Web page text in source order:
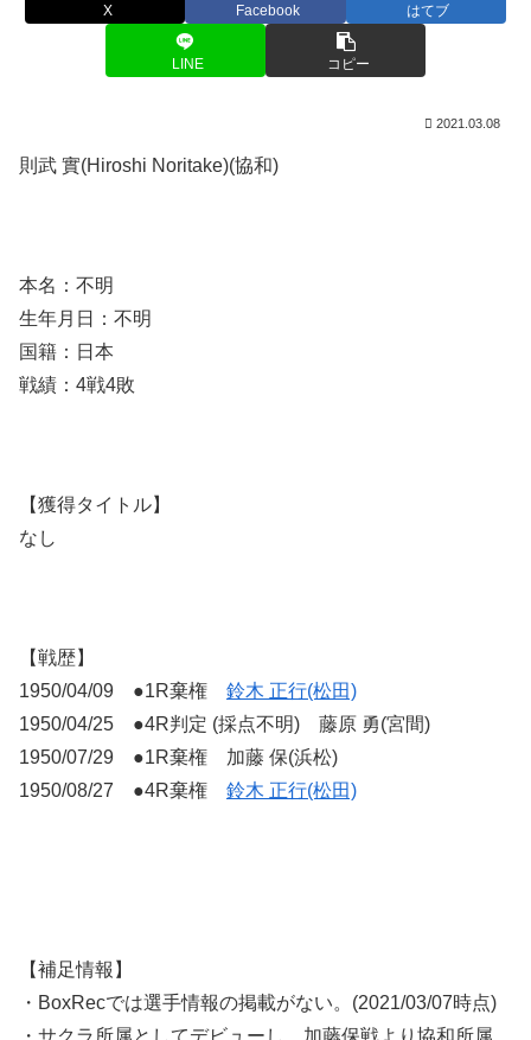
X Facebook はてブ
LINE コピー
2021.03.08
則武 實(Hiroshi Noritake)(協和)
本名：不明
生年月日：不明
国籍：日本
戦績：4戦4敗
【獲得タイトル】
なし
【戦歴】
1950/04/09 ●1R棄権 鈴木 正行(松田)
1950/04/25 ●4R判定 (採点不明) 藤原 勇(宮間)
1950/07/29 ●1R棄権 加藤 保(浜松)
1950/08/27 ●4R棄権 鈴木 正行(松田)
【補足情報】
・BoxRecでは選手情報の掲載がない。(2021/03/07時点)
・サクラ所属としてデビューし、加藤保戦より協和所属。